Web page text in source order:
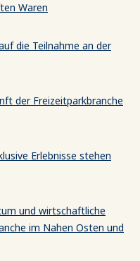
Waren
die Teilnahme an der
der Freizeitparkbranche
Erlebnisse stehen
und wirtschaftliche
im Nahen Osten und